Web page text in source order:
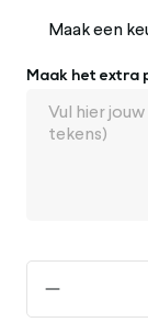
Maak het extra